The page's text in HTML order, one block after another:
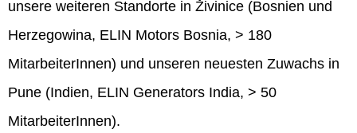
unsere weiteren Standorte in Živinice (Bosnien und
Herzegowina, ELIN Motors Bosnia, > 180
MitarbeiterInnen) und unseren neuesten Zuwachs in
Pune (Indien, ELIN Generators India, > 50
MitarbeiterInnen).